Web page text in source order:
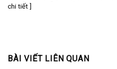
chi tiết ]
BÀI VIẾT LIÊN QUAN